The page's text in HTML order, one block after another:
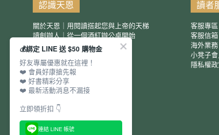
認識天恩
關於天恩｜用閱讀搭起您與上帝的天梯
讀創辦人｜從一個酒紅辦公桌開始
服務項目｜團購優惠
讀者
客服專
客服信
海外業
小凳子
隱私權
💰綁定 LINE 送 $50 購物金
好友專屬優惠就在這裡！
❤️ 會員好康搶先報
❤️ 好書精彩分享
❤️ 最新活動消息不漏接
立即領折扣 👇
連結 LINE 帳號